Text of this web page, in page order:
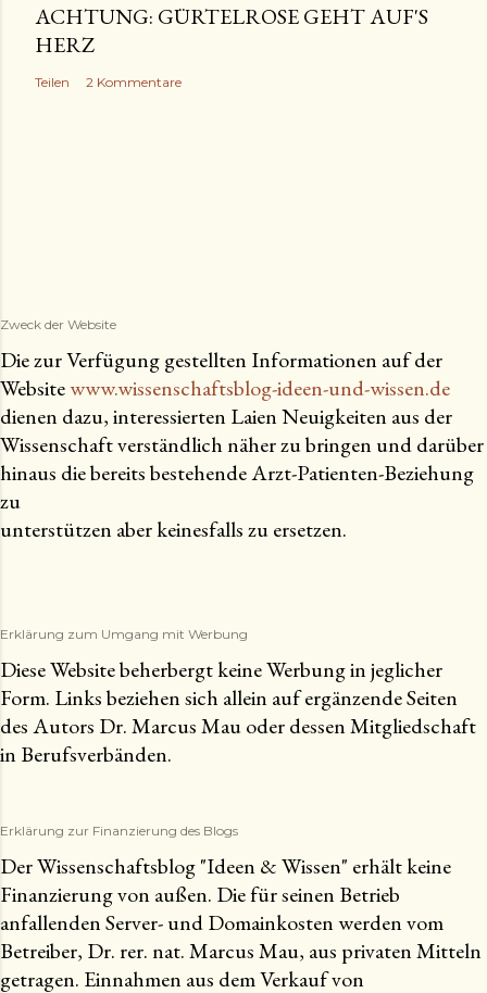
ACHTUNG: GÜRTELROSE GEHT AUF'S
HERZ
Teilen 2 Kommentare
Zweck der Website
Die zur Verfügung gestellten Informationen auf der
Websitewww.wissenschaftsblog-ideen-und-wissen.de
dienen dazu, interessierten Laien Neuigkeiten aus der
Wissenschaft verständlich näher zu bringen und darüber
hinaus die bereits bestehende Arzt-Patienten-Beziehung
zu
unterstützen aber keinesfalls zu ersetzen.
Erklärung zum Umgang mit Werbung
Diese Website beherbergt keine Werbung in jeglicher
Form. Links beziehen sich allein auf ergänzende Seiten
des Autors Dr. Marcus Mau oder dessen Mitgliedschaft
in Berufsverbänden.
Erklärung zur Finanzierung des Blogs
Der Wissenschaftsblog "Ideen & Wissen" erhält keine
Finanzierung von außen. Die für seinen Betrieb
anfallenden Server- und Domainkosten werden vom
Betreiber, Dr. rer. nat. Marcus Mau, aus privaten Mitteln
getragen. Einnahmen aus dem Verkauf von